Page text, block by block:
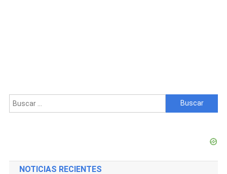
Buscar:
NOTICIAS RECIENTES